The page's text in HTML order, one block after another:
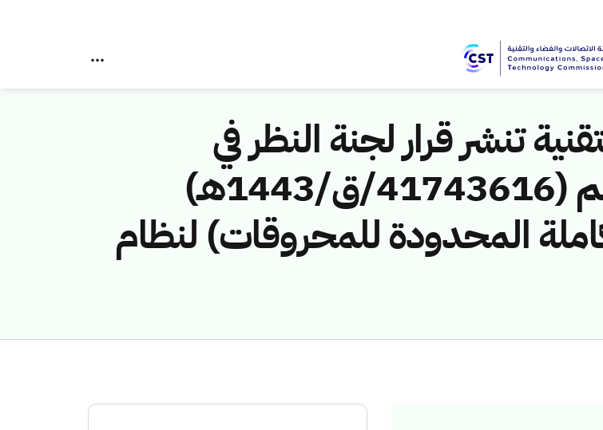
تنشر قرار لجنة النظر في
مخالفات نظام الاتصالات رقم (41743616/ق/1443هـ)
المحدودة للمحروقات) لنظام